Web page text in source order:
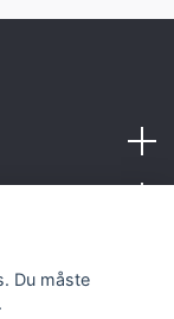
Du måste